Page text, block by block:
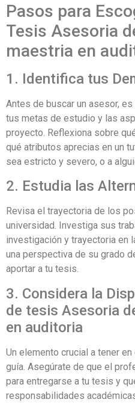
Pasos para
Tesis Asesoria
maestria en
1. Identifica tus
Antes de buscar un asesor,
tus metas de estudio y las
proyecto. Reflexiona sobre
qué atributos aprecias en un
sea estricto y severo, o a
2. Estudia las
Revisa el trayectoria de los
universidad. Investiga sus
investigación y trayectoria en
una perspectiva de su grado
aportar a tu tesis.
3. Considera la
de tesis Asesoria
en auditoria
Un elemento crucial a tener
guía. Asegúrate de que el
para entregarse a tu tesis y
responsabilidades